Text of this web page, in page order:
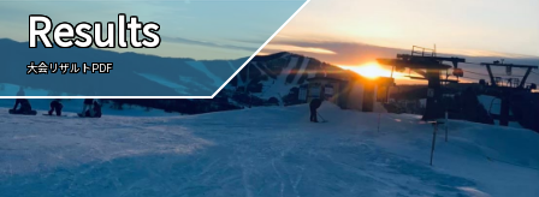
Results
大会リザルトPDF